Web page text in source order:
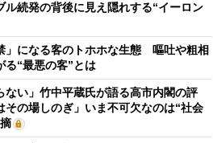
続発の背後に見え隠れする“イーロン
」になる客のトホホな生態 嘔吐や粗相
る“最悪の客”とは
ない」竹中平蔵氏が語る高市内閣の評
の場しのぎ」いま不可欠なのは“社会